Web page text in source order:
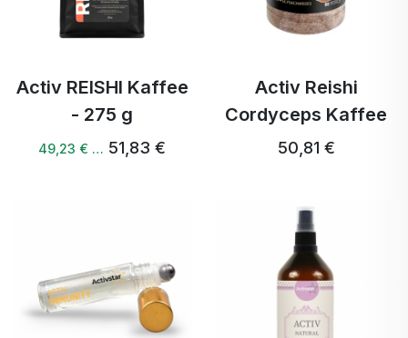
Activ REISHI Kaffee
- 275 g
49,23 € … 51,83 €
Activ Reishi
Cordyceps Kaffee
50,81 €